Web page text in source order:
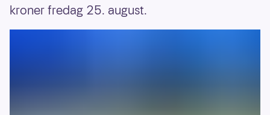
kroner fredag 25. august.